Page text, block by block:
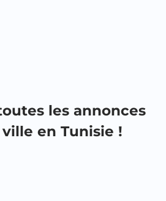
les annonces
en Tunisie !